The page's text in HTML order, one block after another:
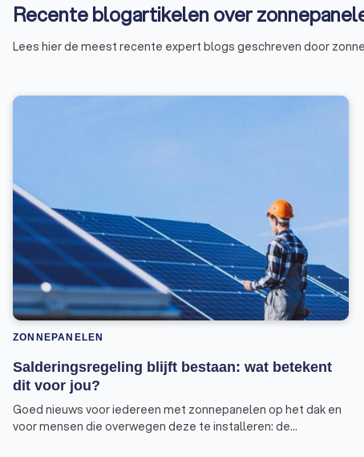
Recente blogartikelen over
Lees hier de meest recente expert blogs geschreven door
ZONNEPANELEN
Salderingsregeling blijft bestaan: wat betekent
dit voor jou?
Goed nieuws voor iedereen met zonnepanelen op het dak en
voor mensen die overwegen deze te installeren: de